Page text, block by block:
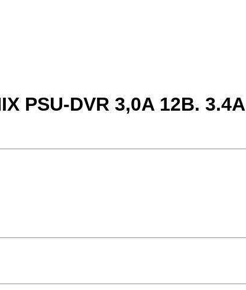
PSU-DVR 3,0A 12В. 3.4А